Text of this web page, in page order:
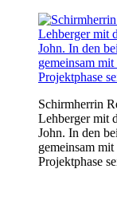
Schirmherrin
Lehberger mit
John. In den
gemeinsam
Projektphase